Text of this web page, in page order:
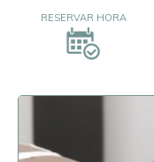
RESERVAR HORA